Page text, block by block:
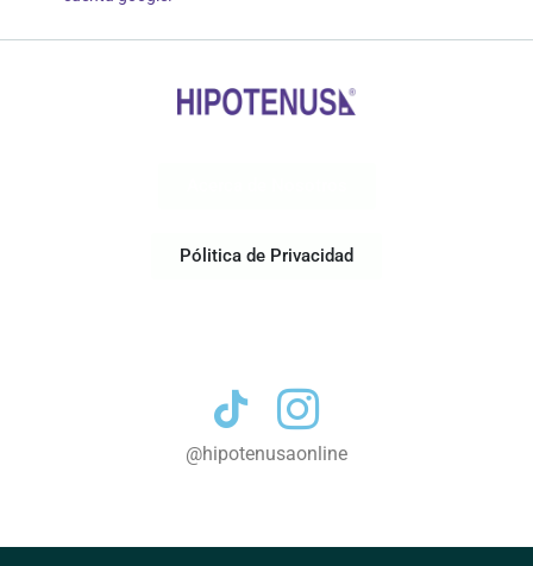
Pólitica de Privacidad
@hipotenusaonline